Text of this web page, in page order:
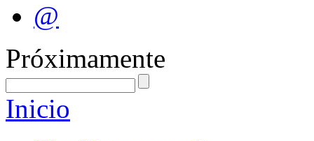
@
Próximamente
Inicio